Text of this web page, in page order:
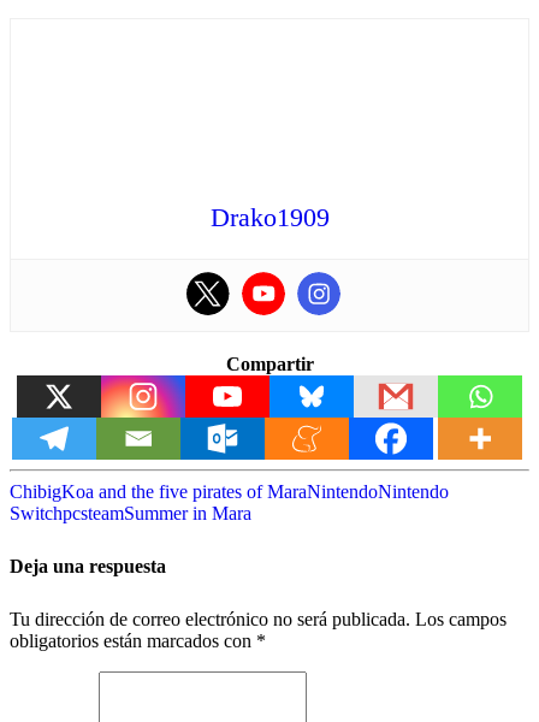
Drako1909
Compartir
ChibigKoa and the five pirates of MaraNintendoNintendo
SwitchpcsteamSummer in Mara
Deja una respuesta
Tu dirección de correo electrónico no será publicada. Los campos
obligatorios están marcados con *